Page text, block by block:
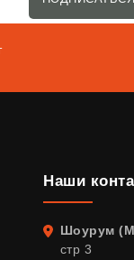
Наши
Адрес
Шоурум
стр 3